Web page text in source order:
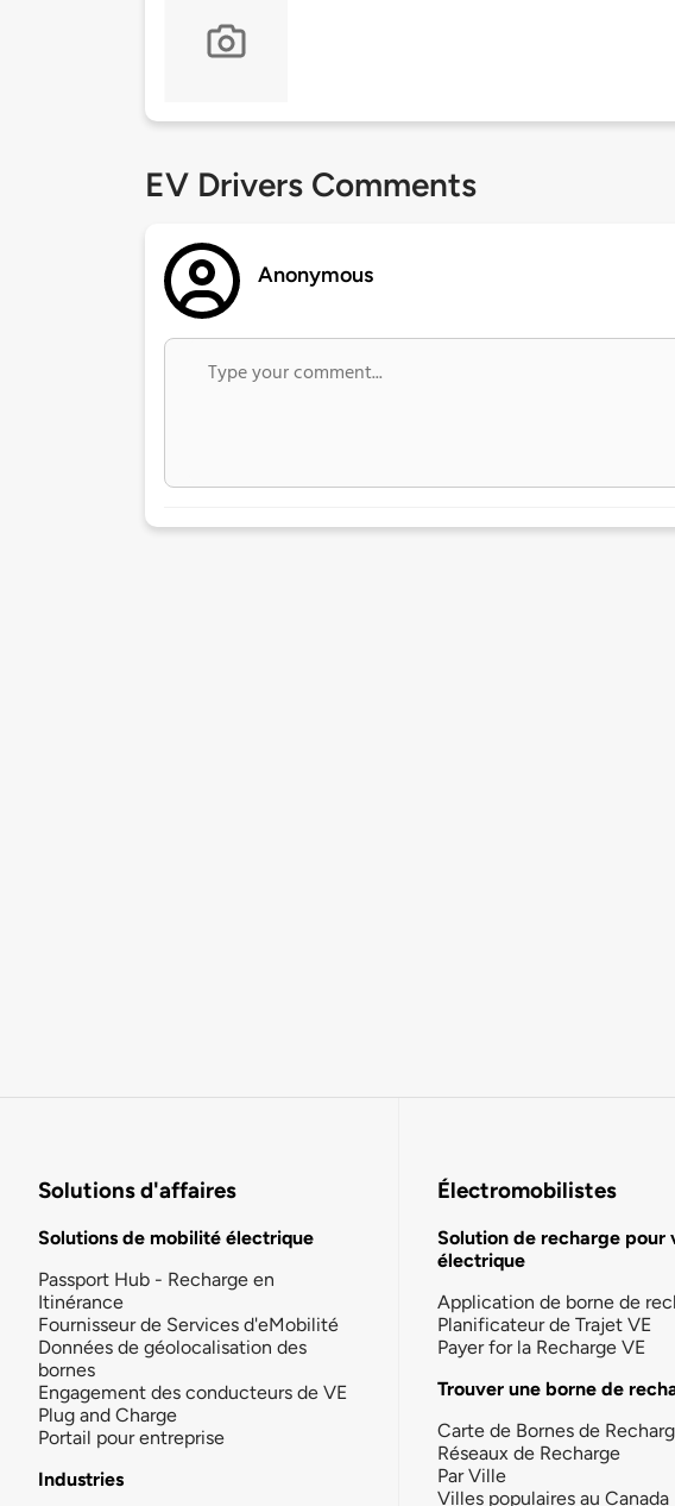
EV Drivers Comments
Anonymous
Solutions d'affaires
Solutions de mobilité électrique
Passport Hub - Recharge en
Itinérance
Fournisseur de Services d'eMobilité
Données de géolocalisation des
bornes
Engagement des conducteurs de VE
Plug and Charge
Portail pour entreprise
Industries
Électromobilistes
Solution de recharge pour
électrique
Application de borne de
Planificateur de Trajet VE
Payer for la Recharge VE
Trouver une borne de
Carte de Bornes de
Réseaux de Recharge
Par Ville
Villes populaires au Canada